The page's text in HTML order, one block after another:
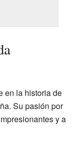
en la historia de
Su pasión por
y a